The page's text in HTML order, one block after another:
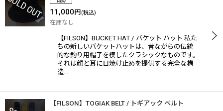
11,000 円 (税込)
在庫なし
【FILSON】BUCKET HAT / バケット ハット 私た
ちの新しいバケットハットは、昔ながらの伝統
的な釣り用帽子を模したクラシックなものです。
それは顔と耳に日焼け止めを提供する完全な構
造…
【FILSON】TOGIAK BELT / トギアック ベルト